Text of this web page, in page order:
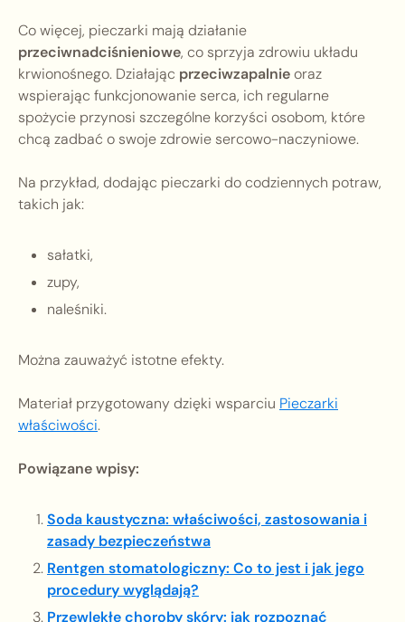
Co więcej, pieczarki mają działanie
przeciwnadciśnieniowe, co sprzyja zdrowiu układu
krwionośnego. Działając przeciwzapalnieoraz
wspierając funkcjonowanie serca, ich regularne
spożycie przynosi szczególne korzyści osobom, które
chcą zadbać o swoje zdrowie sercowo-naczyniowe.
Na przykład, dodając pieczarki do codziennych potraw,
takich jak:
sałatki,
zupy,
naleśniki.
Można zauważyć istotne efekty.
Materiał przygotowany dzięki wsparciu Pieczarki
właściwości.
Powiązane wpisy:
Soda kaustyczna: właściwości, zastosowania i
zasady bezpieczeństwa
Rentgen stomatologiczny: Co to jest i jak jego
procedury wyglądają?
Przewlekłe choroby skóry: jak rozpoznać